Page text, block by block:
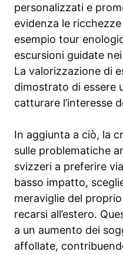
personalizzati e
evidenza le
esempio tour
escursioni guidate
La valorizzazione di
dimostrato di essere
catturare l’interesse
In aggiunta a ciò, la
sulle problematiche
svizzeri a preferire
basso impatto,
meraviglie del
recarsi all’estero.
a un aumento dei
affollate,